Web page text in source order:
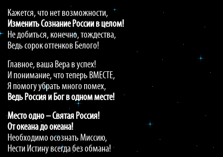
Кажется, что нет возможности,
ИзменитьСознание России в целом!
Не добиться, конечно, тождества,
Ведь сорок оттенков Белого!
Главное, ваша Вера в успех!
И понимание, что теперь ВМЕСТЕ,
Я помогу убрать много помех,
Ведь Россия и Бог водномместе!
Место одно – Святая Россия!
От океана до океана!
Необходимо осознать Миссию,
Нести Истину всегда без обмана!